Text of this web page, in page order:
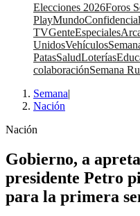
Elecciones 2026Foros
PlayMundo
TVGenteEspeciales
UnidosVehículos
PatasSaludLoterías
colaboraciónSemana
Semana|
Nación
Nación
Gobierno, a
presidente Petro
para la primera